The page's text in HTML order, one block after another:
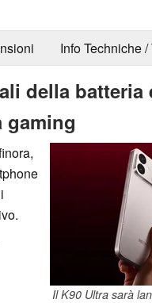
Info Techniche
della batteria
gaming
Il K90 Ultra sarà